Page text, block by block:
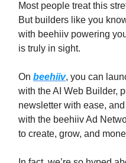
Most people treat this
But builders like you
with beehiiv powering
is truly in sight.
On beehiiv, you can
with the AI Web Builder,
newsletter with ease,
with the beehiiv Ad
to create, grow, and